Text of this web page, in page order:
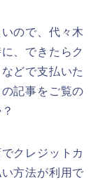
ので、代々木
、できたらク
どで支払いた
記事をご覧の
クレジットカ
方法が利用で